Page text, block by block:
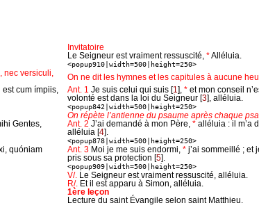
Invitatoire
Le Seigneur est vraiment ressuscité, *Alléluia.
<popup910|width=500|height=250>
nec versiculi,
On ne dit les hymnes et les capitules à aucune
cum ímpiis,
Ant. 1 Je suis celui qui suis [1], * et mon conseil
volonté est dans la loi du Seigneur [3], alléluia.
<popup842|width=500|height=250>
On répète l’antienne du psaume après chaque
Gentes,
Ant. 2 J’ai demandé à mon Père, * alléluia : il m’a
alléluia [4].
<popup878|width=500|height=250>
quóniam
Ant. 3 Moi je me suis endormi, * j’ai sommeillé ; et
pris sous sa protection [5].
<popup909|width=500|height=250>
V/. Le Seigneur est vraiment ressuscité, alléluia.
R/. Et il est apparu à Simon, alléluia.
1ère leçon
Lecture du saint Évangile selon saint Matthieu.